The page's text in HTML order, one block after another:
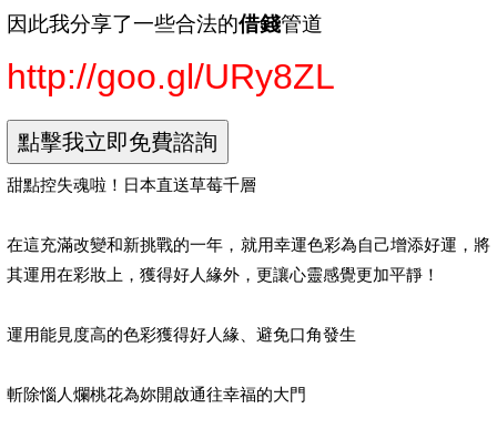
因此我分享了一些合法的借錢管道
http://goo.gl/URy8ZL
甜點控失魂啦！日本直送草莓千層
在這充滿改變和新挑戰的一年，就用幸運色彩為自己增添好運，將
其運用在彩妝上，獲得好人緣外，更讓心靈感覺更加平靜！
運用能見度高的色彩獲得好人緣、避免口角發生
斬除惱人爛桃花為妳開啟通往幸福的大門